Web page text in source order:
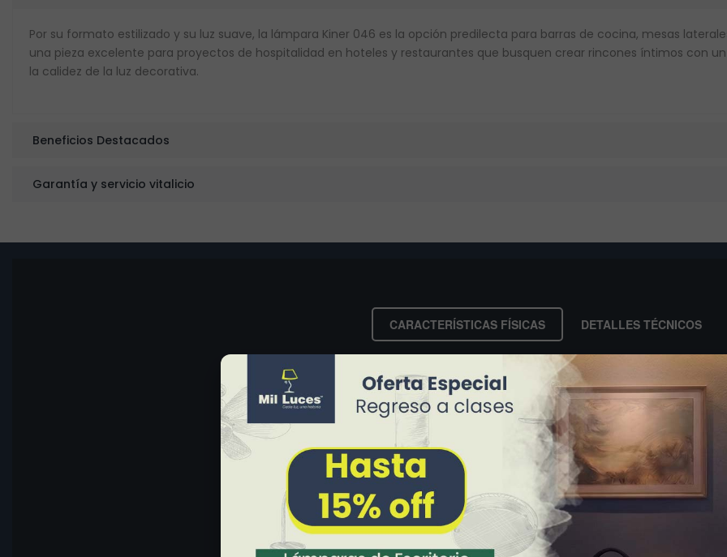
Por su formato estilizado y su luz suave, la lámpara Kiner 046 es la opción predilecta para barras de cocina, mesas
una pieza excelente para proyectos de hospitalidad en hoteles y restaurantes que busquen crear rincones íntimos con
la calidez de la luz decorativa.
Beneficios Destacados
Garantía y servicio vitalicio
CARACTERÍSTICAS FÍSICAS DETALLES TÉCNICOS
Ambiente Interior
Aplicación
Materiales Aluminio
Negro
Mate